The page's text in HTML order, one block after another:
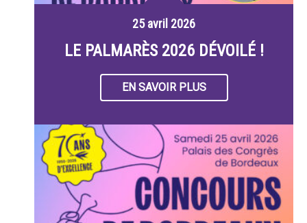
25 avril 2026
LE PALMARÈS 2026 DÉVOILÉ !
EN SAVOIR PLUS